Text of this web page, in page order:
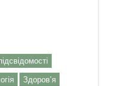
Здоров’я